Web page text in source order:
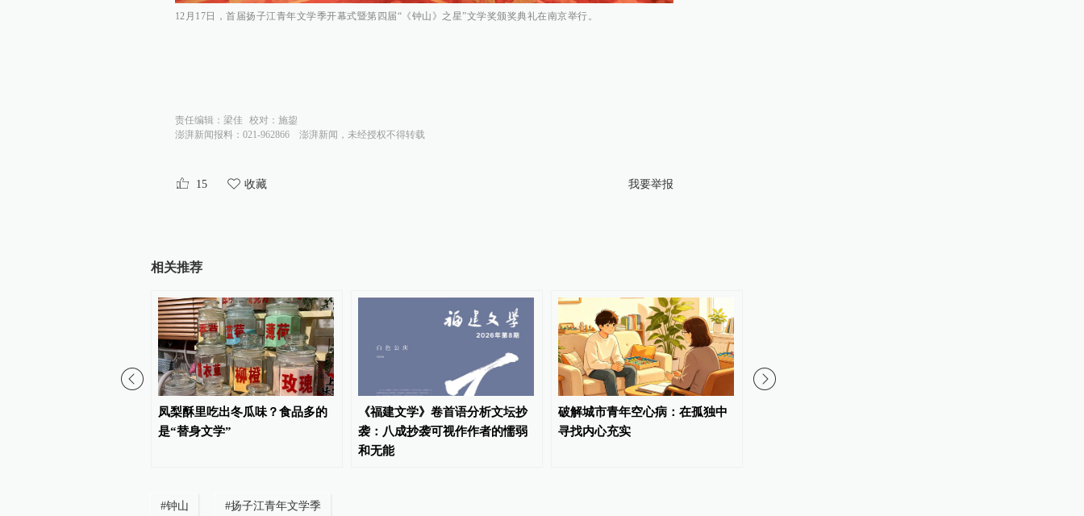
12月17日，首届扬子江青年文学季开幕式暨第四届“《钟山》之星”文学奖颁奖典礼在南京举行。
责任编辑： 梁佳 校对： 施鋆
澎湃新闻报料：021-962866
澎湃新闻，未经授权不得转载
15 收藏 我要举报
相关推荐
凤梨酥里吃出冬瓜味？食品多的
是“替身文学”
《福建文学》卷首语分析文坛抄
袭：八成抄袭可视作作者的懦弱
和无能
破解城市青年空心病：在孤独中
寻找内心充实
#钟山 #扬子江青年文学季